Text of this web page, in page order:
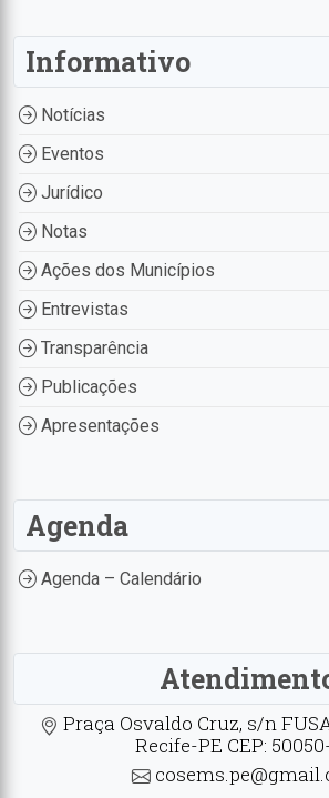
Informativo
Notícias
Eventos
Jurídico
Notas
Ações dos Municípios
Entrevistas
Transparência
Publicações
Apresentações
Agenda
Agenda – Calendário
Praça Osvaldo Cruz, s/n
Recife-PE CEP: